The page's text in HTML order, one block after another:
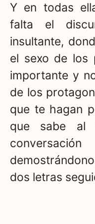
Y en todas
falta el
insultante,
el sexo de los
importante y
de los
que te hagan
que sabe al
dos letras